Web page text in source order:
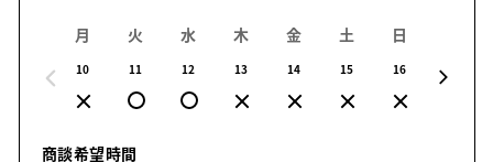
月
10
火
11
水
12
木
13
金
14
土
15
日
16
商談希望時間